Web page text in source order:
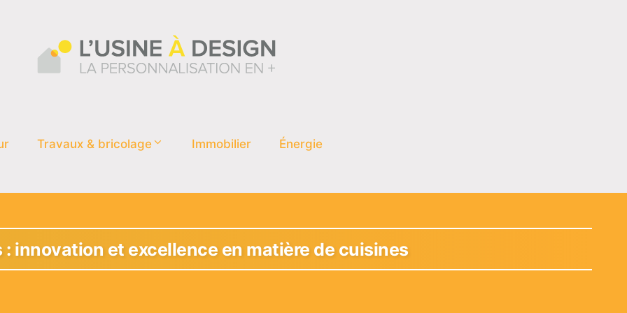
Travaux & bricolage Immobilier Énergie
: innovation et excellence en matière de cuisines